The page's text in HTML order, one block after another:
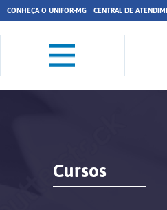
CONHEÇA O UNIFOR-MG CENTRAL DE
Cursos